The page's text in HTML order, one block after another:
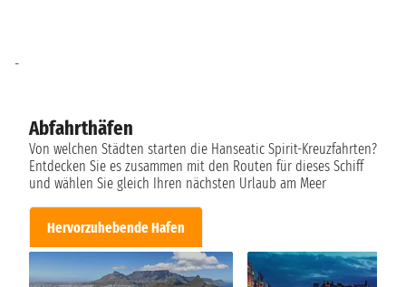
Abfahrthäfen
Von welchen Städten starten die Hanseatic Spirit-Kreuzfahrten?
Entdecken Sie es zusammen mit den Routen für dieses Schiff
und wählen Sie gleich Ihren nächsten Urlaub am Meer
Hervorzuhebende Hafen
-